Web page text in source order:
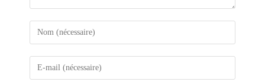
Enter
your
name
Enter
your